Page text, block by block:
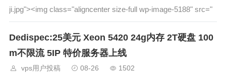
ji.jpg"><img class="aligncenter size-full wp-image-5188" src="
Dedispec:25美元 Xeon 5420 24g内存 2T硬盘 100
m不限流 5IP 特价服务器上线
vps用户投稿 08-26 1502